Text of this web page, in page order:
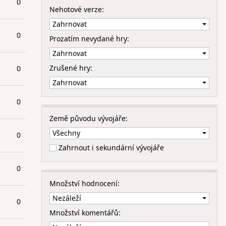
0
0
0
0
0
0
Nehotové verze:
Prozatím nevydané hry:
Zrušené hry:
Země původu vývojáře:
Zahrnout i sekundární vývojáře
Množství hodnocení:
Množství komentářů: